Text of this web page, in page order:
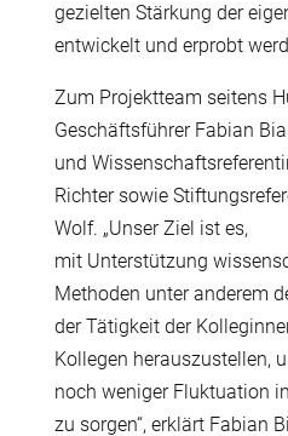
gezielten Stärkung der
entwickelt und erprobt
Zum Projektteam seitens
Geschäftsführer Fabian
und
Richter sowie
Wolf. „Unser Ziel ist es,
mit Unterstützung
Methoden unter anderem
der Tätigkeit der
Kollegen herauszustellen,
noch weniger Fluktuation
zu sorgen“, erklärt Fabian